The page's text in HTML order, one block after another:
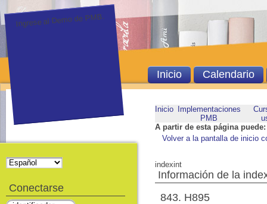
Inicio
Implementaciones
PMB
A partir de esta página puede:
Volver a la pantalla de inicio
indexint
Información de la
843. H895
Ingrese al Demo de PMB.
Inicio Calendario
Conectarse